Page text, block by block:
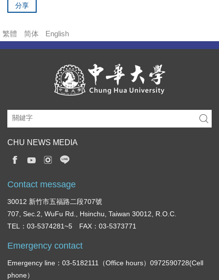
分享
繁體 简体 English
CHU NEWS MEDIA
Contact message
30012 新竹市五福路二段707號
707, Sec.2, WuFu Rd., Hsinchu, Taiwan 30012, R.O.C.
TEL：03-5374281~5 FAX：03-5373771
Emergency contact
Emergency line：03-5182111（Office hours）0972590728(Cell
phone）